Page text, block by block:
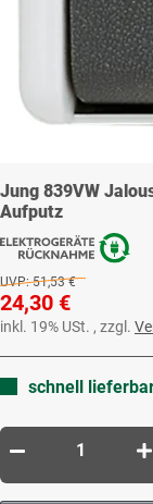
Jung 839VW
Aufputz
UVP: 51,53 €
24,30 €
inkl. 19% USt. , zzgl.
schnell